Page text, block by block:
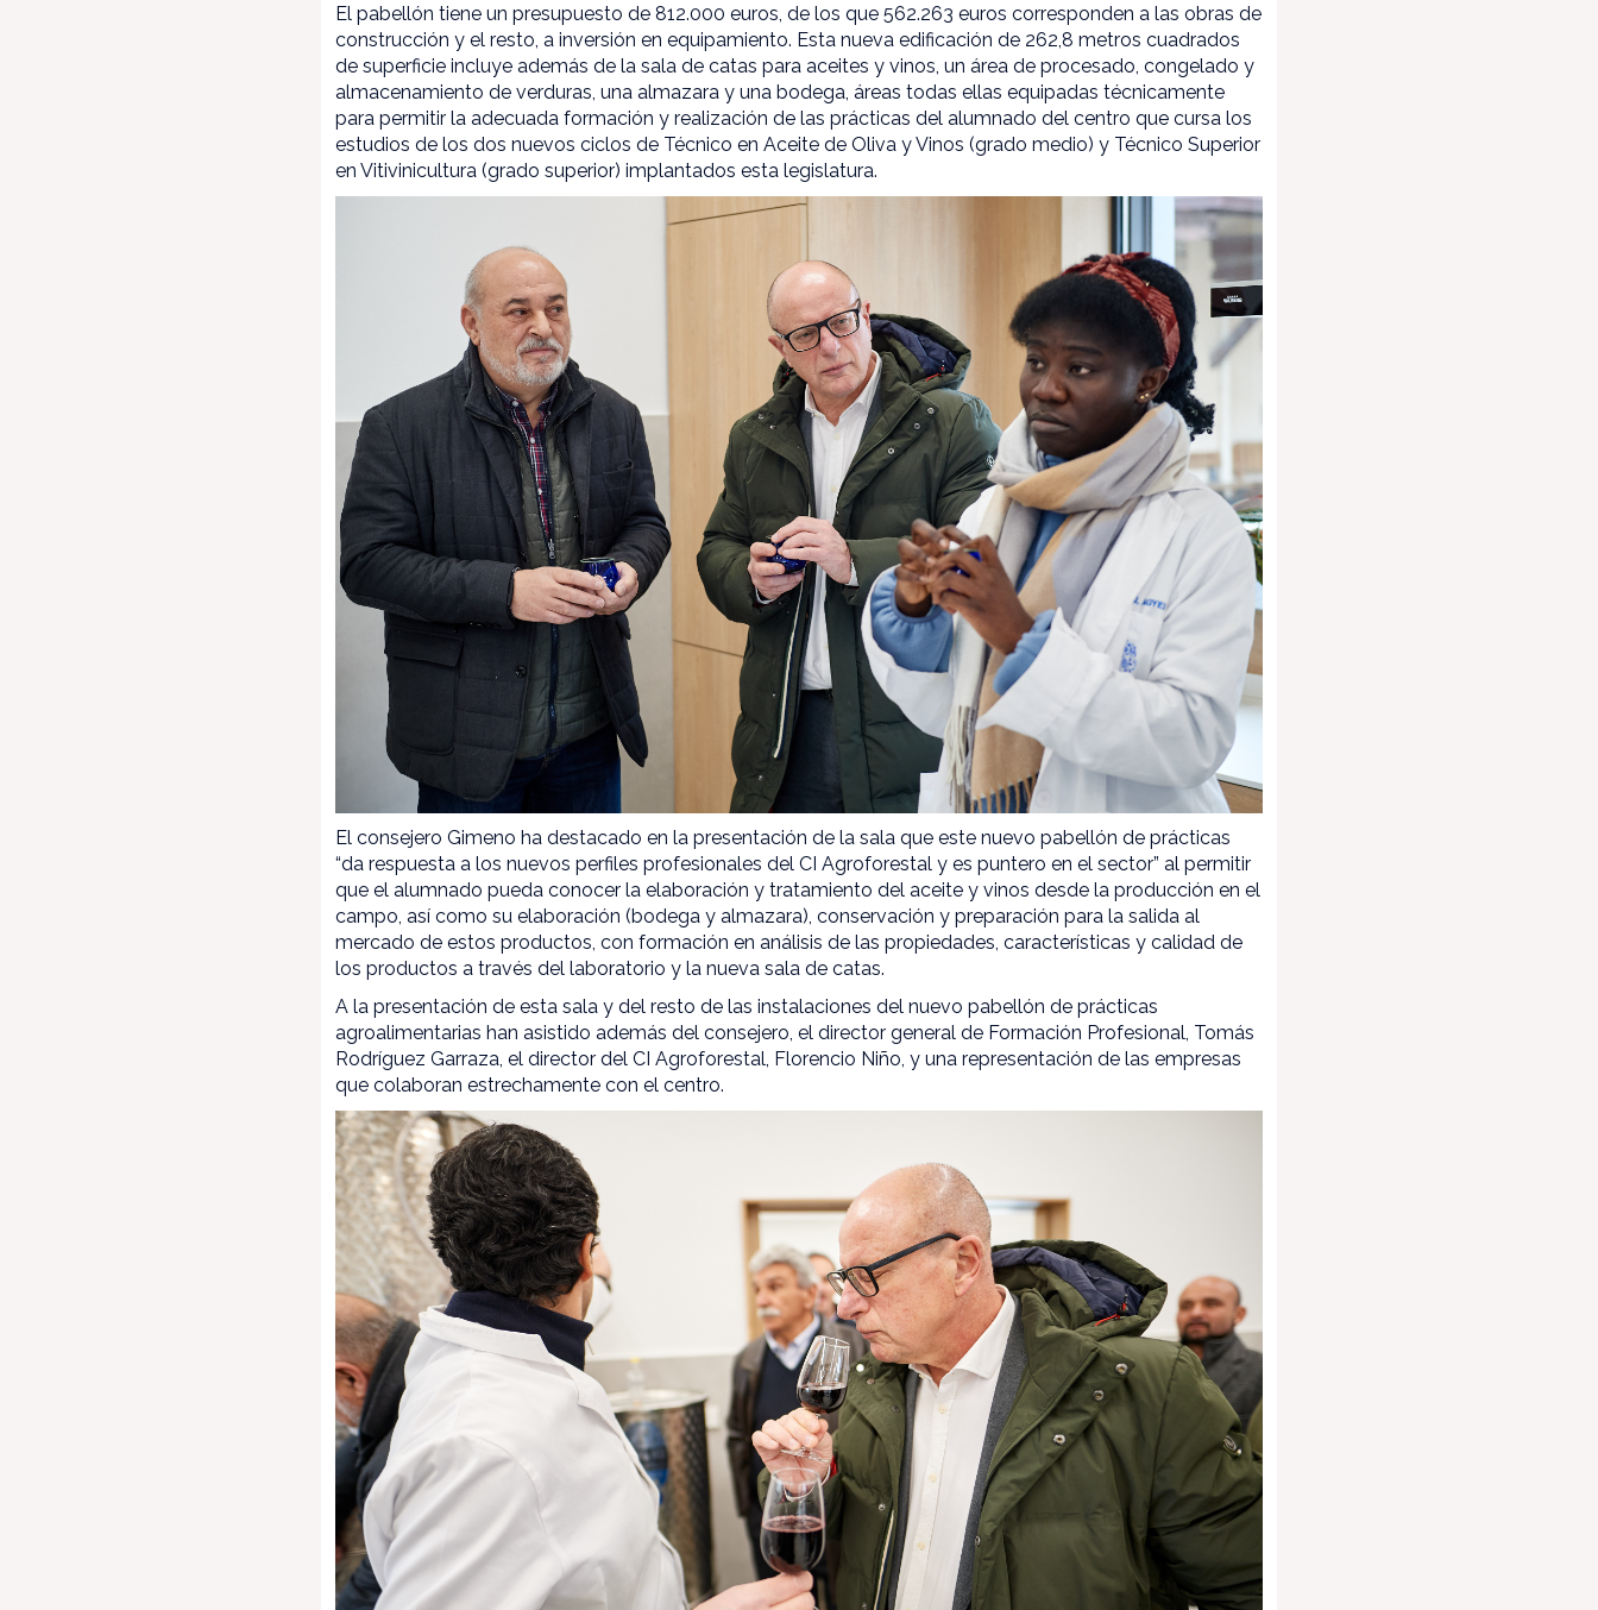
El pabellón tiene un presupuesto de 812.000 euros, de los que 562.263 euros corresponden a las obras de
construcción y el resto, a inversión en equipamiento. Esta nueva edificación de 262,8 metros cuadrados
de superficie incluye además de la sala de catas para aceites y vinos, un área de procesado, congelado y
almacenamiento de verduras, una almazara y una bodega, áreas todas ellas equipadas técnicamente
para permitir la adecuada formación y realización de las prácticas del alumnado del centro que cursa los
estudios de los dos nuevos ciclos de Técnico en Aceite de Oliva y Vinos (grado medio) y Técnico Superior
en Vitivinicultura (grado superior) implantados esta legislatura.
El consejero Gimeno ha destacado en la presentación de la sala que este nuevo pabellón de prácticas
“da respuesta a los nuevos perfiles profesionales del CI Agroforestal y es puntero en el sector” al permitir
que el alumnado pueda conocer la elaboración y tratamiento del aceite y vinos desde la producción en el
campo, así como su elaboración (bodega y almazara), conservación y preparación para la salida al
mercado de estos productos, con formación en análisis de las propiedades, características y calidad de
los productos a través del laboratorio y la nueva sala de catas.
A la presentación de esta sala y del resto de las instalaciones del nuevo pabellón de prácticas
agroalimentarias han asistido además del consejero, el director general de Formación Profesional, Tomás
Rodríguez Garraza, el director del CI Agroforestal, Florencio Niño, y una representación de las empresas
que colaboran estrechamente con el centro.